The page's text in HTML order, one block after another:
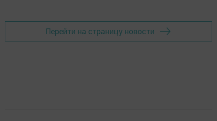
Перейти на страницу новости